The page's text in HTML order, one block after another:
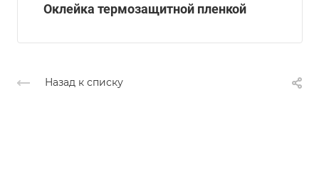
Оклейка термозащитной пленкой
Назад к списку